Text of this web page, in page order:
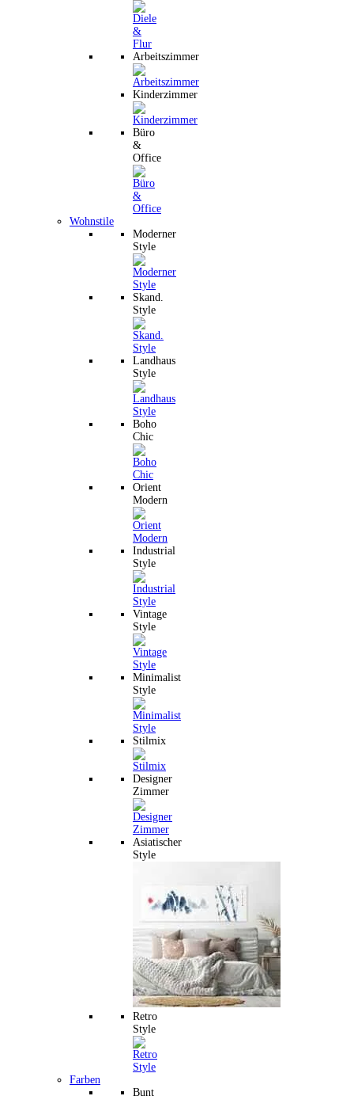
Arbeitszimmer
Kinderzimmer
Büro
&
Office
Wohnstile
Moderner
Style
Skand.
Style
Landhaus
Style
Boho
Chic
Orient
Modern
Industrial
Style
Vintage
Style
Minimalist
Style
Stilmix
Designer
Zimmer
Asiatischer
Style
Retro
Style
Farben
Bunt